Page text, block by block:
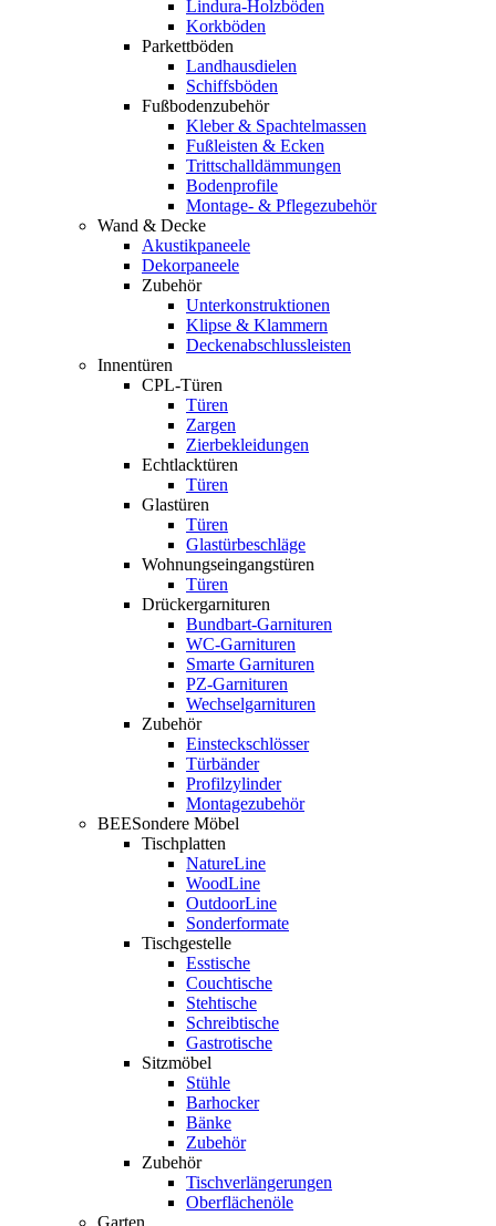
Lindura-Holzböden
Korkböden
Parkettböden
Landhausdielen
Schiffsböden
Fußbodenzubehör
Kleber & Spachtelmassen
Fußleisten & Ecken
Trittschalldämmungen
Bodenprofile
Montage- & Pflegezubehör
Wand & Decke
Akustikpaneele
Dekorpaneele
Zubehör
Unterkonstruktionen
Klipse & Klammern
Deckenabschlussleisten
Innentüren
CPL-Türen
Türen
Zargen
Zierbekleidungen
Echtlacktüren
Türen
Glastüren
Türen
Glastürbeschläge
Wohnungseingangstüren
Türen
Drückergarnituren
Bundbart-Garnituren
WC-Garnituren
Smarte Garnituren
PZ-Garnituren
Wechselgarnituren
Zubehör
Einsteckschlösser
Türbänder
Profilzylinder
Montagezubehör
BEESondere Möbel
Tischplatten
NatureLine
WoodLine
OutdoorLine
Sonderformate
Tischgestelle
Esstische
Couchtische
Stehtische
Schreibtische
Gastrotische
Sitzmöbel
Stühle
Barhocker
Bänke
Zubehör
Zubehör
Tischverlängerungen
Oberflächenöle
Garten